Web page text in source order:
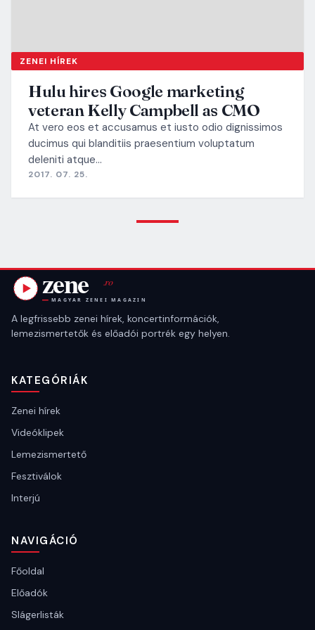
ZENEI HÍREK
Hulu hires Google marketing
veteran Kelly Campbell as CMO
At vero eos et accusamus et iusto odio dignissimos
ducimus qui blanditiis praesentium voluptatum
deleniti atque…
2017. 07. 25.
A legfrissebb zenei hírek, koncertinformációk,
lemezismertetők és előadói portrék egy helyen.
KATEGÓRIÁK
Zenei hírek
Videóklipek
Lemezismertető
Fesztiválok
Interjú
NAVIGÁCIÓ
Főoldal
Előadók
Slágerlisták